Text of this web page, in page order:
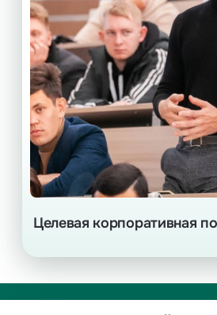
Целевая корпоративная
Для студентов вузов и
Ежегодный конкурсный